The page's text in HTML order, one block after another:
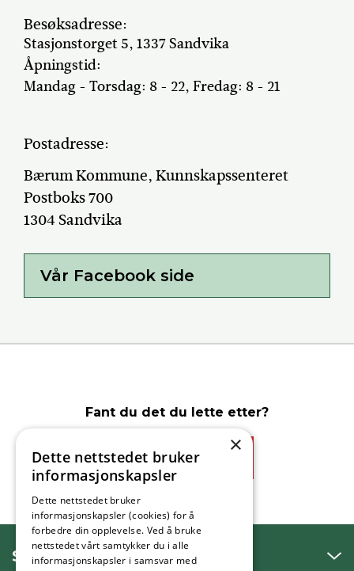
Besøksadresse:
Stasjonstorget 5, 1337 Sandvika
Åpningstid:
Mandag - Torsdag: 8 - 22, Fredag: 8 - 21
Postadresse:
Bærum Kommune, Kunnskapssenteret
Postboks 700
1304 Sandvika
Vår Facebook side
Fant du det du lette etter?
Ja
SNAKK MED OSS
×
Dette nettstedet bruker
informasjonskapsler
Dette nettstedet bruker
informasjonskapsler (cookies) for å
forbedre din opplevelse. Ved å bruke
nettstedet vårt samtykker du i alle
informasjonskapsler i samsvar med